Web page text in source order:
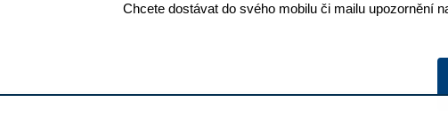
Chcete dostávat do svého mobilu či mailu upozornění